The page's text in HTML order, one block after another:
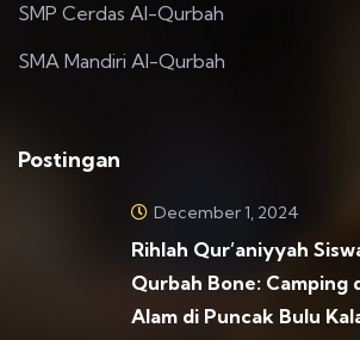
SMP Cerdas Al-Qurbah
SMA Mandiri Al-Qurbah
Postingan
December 1, 2024
Rihlah Qur’aniyyah
Qurbah Bone: Camping
Alam di Puncak Bulu